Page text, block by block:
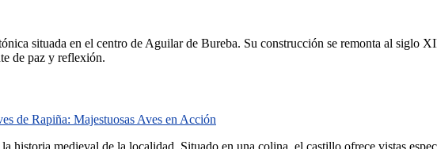
situada en el centro de Aguilar de Bureba. Su construcción se remonta al siglo
de paz y reflexión.
de Rapiña: Majestuosas Aves en Acción
historia medieval de la localidad. Situado en una colina, el castillo ofrece vistas